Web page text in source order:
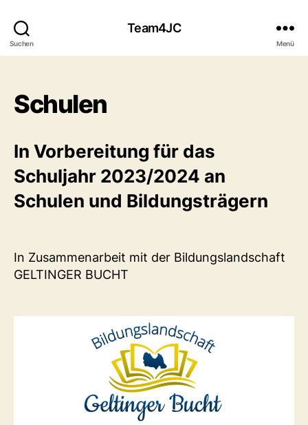
Suchen
Team4JC
Menü
Schulen
In Vorbereitung für das
Schuljahr 2023/2024 an
Schulen und Bildungsträgern
In Zusammenarbeit mit der Bildungslandschaft
GELTINGER BUCHT